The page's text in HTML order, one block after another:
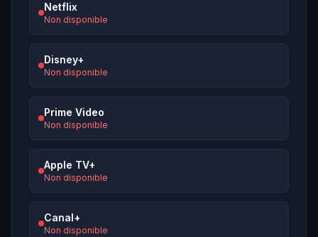
Netflix
Non disponible
Disney+
Non disponible
Prime Video
Non disponible
Apple TV+
Non disponible
Canal+
Non disponible